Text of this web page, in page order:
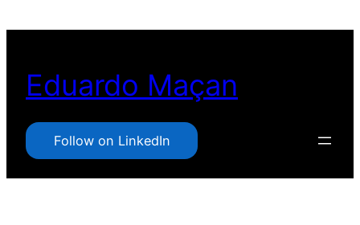
conteúdo
Eduardo Maçan
Follow on LinkedIn